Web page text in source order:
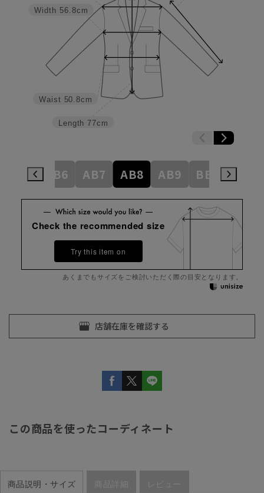
Length 77cm
Waist 50.8cm
Width 56.8cm
AB6 AB7 AB8 AB9 BE3
Check the recommended size
Try this item on
あくまでもサイズをご検討いただく際の目安となります。
この商品を使ったコーディネート
商品説明・サイズ 商品詳細 レビュー